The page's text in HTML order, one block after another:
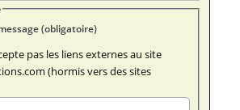
Texte de votre message (obligatoire)
pas les liens externes au site
(hormis vers des sites